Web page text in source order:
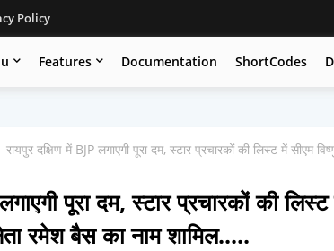
Policy
Features Documentation ShortCodes
रायपुर दक्षिण में BJP लगाएगी पूरा दम, स्टार प्रचारकों की लिस्ट में सीएम
पूरा दम, स्टार प्रचारकों की
रमेश बैस का नाम शामिल.....